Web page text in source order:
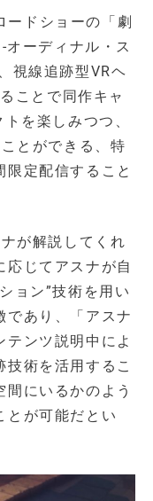
ドショーの「劇
ーディナル・ス
視線追跡型VRヘ
ことで同作キャ
を楽しみつつ、
とができる、特
限定配信すること
が解説してくれ
応じてアスナが自
ョン”技術を用い
であり、「アスナ
テンツ説明中によ
術を活用するこ
にいるかのよう
とが可能だとい